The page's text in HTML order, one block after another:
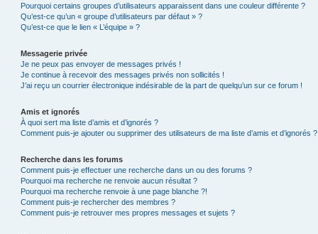
Pourquoi certains groupes d’utilisateurs apparaissent dans une couleur différente ?
Qu’est-ce qu’un « groupe d’utilisateurs par défaut » ?
Qu’est-ce que le lien « L’équipe » ?
Messagerie privée
Je ne peux pas envoyer de messages privés !
Je continue à recevoir des messages privés non sollicités !
J’ai reçu un courrier électronique indésirable de la part de quelqu’un sur ce forum !
Amis et ignorés
À quoi sert ma liste d’amis et d’ignorés ?
Comment puis-je ajouter ou supprimer des utilisateurs de ma liste d’amis et d’ignorés ?
Recherche dans les forums
Comment puis-je effectuer une recherche dans un ou des forums ?
Pourquoi ma recherche ne renvoie aucun résultat ?
Pourquoi ma recherche renvoie à une page blanche ?!
Comment puis-je rechercher des membres ?
Comment puis-je retrouver mes propres messages et sujets ?